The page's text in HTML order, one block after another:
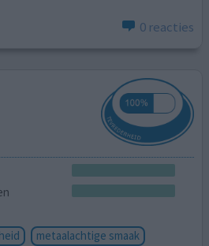
0 reacties
metaalachtige smaak